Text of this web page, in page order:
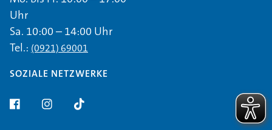
Uhr
Sa. 10:00 – 14:00 Uhr
Tel.: (0921) 69001
SOZIALE NETZWERKE